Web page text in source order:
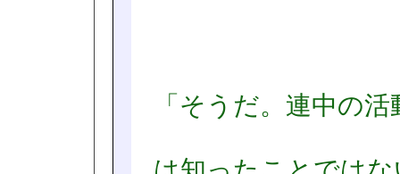
「そうだ。連中の